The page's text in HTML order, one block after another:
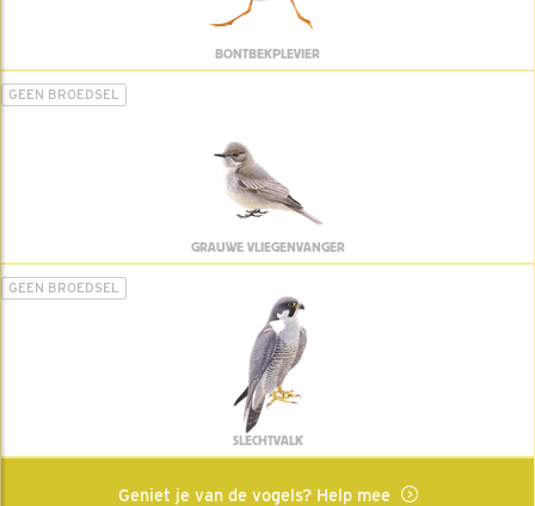
BONTBEKPLEVIER
GEEN BROEDSEL
GRAUWE VLIEGENVANGER
GEEN BROEDSEL
SLECHTVALK
Geniet je van de vogels? Help mee